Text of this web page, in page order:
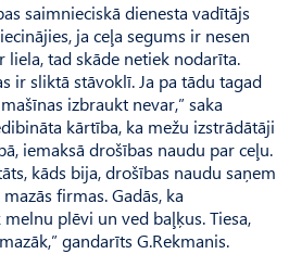
saim­nieciskā dienesta vadītājs
ja ceļa segums ir nesen
liela, tad skāde netiek nodarīta.
ir sliktā stāvoklī. Ja pa tādu tagad
izbraukt nevar,” saka
kārtība, ka mežu izstrādātāji
iemaksā drošības naudu par ceļu.
kāds bija, drošības naudu saņem
firmas. Gadās, ka
plēvi un ved baļķus. Tiesa,
gandarīts G.Rekmanis.